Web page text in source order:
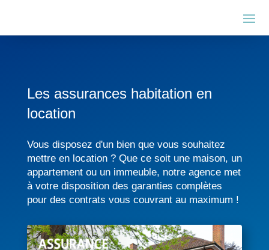
Les assurances habitation en
location
Vous disposez d'un bien que vous souhaitez
mettre en location ? Que ce soit une maison, un
appartement ou un immeuble, notre agence met
à votre disposition des garanties complètes
pour des contrats vous couvrant au maximum !